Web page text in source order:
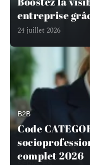
entreprise
24 juillet 2026
B2B
Code
complet 2026